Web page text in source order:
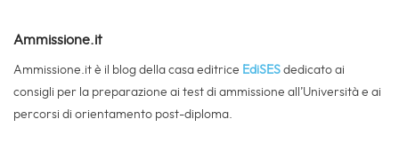
Ammissione.it
Ammissione.it è il blog della casa editrice EdiSES dedicato ai
consigli per la preparazione ai test di ammissione all’Università e ai
percorsi di orientamento post-diploma.